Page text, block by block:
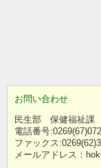
お問い合わせ
民生部 保健福祉課
電話番号
ファックス
メールアドレス：